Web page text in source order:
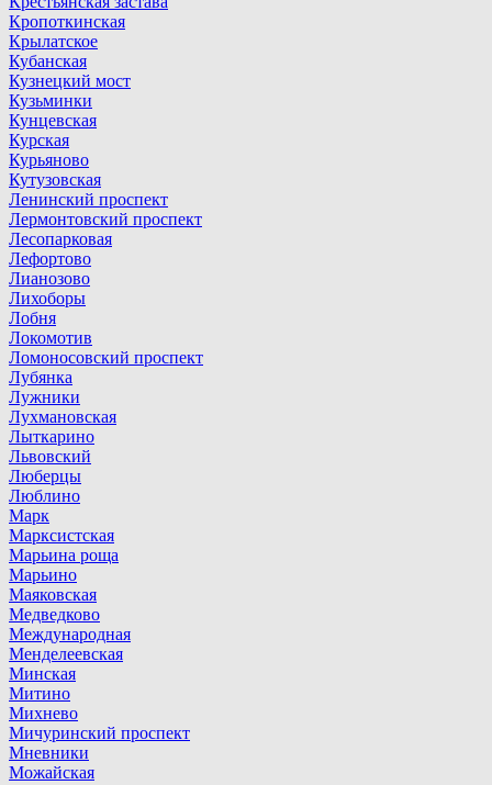
Кропоткинская
Крылатское
Кубанская
Кузнецкий мост
Кузьминки
Кунцевская
Курская
Курьяново
Кутузовская
Ленинский проспект
Лермонтовский проспект
Лесопарковая
Лефортово
Лианозово
Лихоборы
Лобня
Локомотив
Ломоносовский проспект
Лубянка
Лужники
Лухмановская
Лыткарино
Львовский
Люберцы
Люблино
Марк
Марксистская
Марьина роща
Марьино
Маяковская
Медведково
Международная
Менделеевская
Минская
Митино
Михнево
Мичуринский проспект
Мневники
Можайская